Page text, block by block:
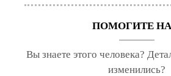
ПОМОГИТЕ
Вы знаете этого человека?
изменились?